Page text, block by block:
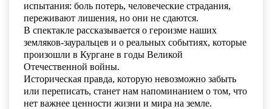
испытания: боль потерь, человеческие страдания,
переживают лишения, но они не сдаются.
В спектакле рассказывается о героизме наших
земляков-зауральцев и о реальных событиях, которые
произошли в Кургане в годы Великой
Отечественной войны.
Историческая правда, которую невозможно забыть
или переписать, станет нам напоминанием о том, что
нет важнее ценности жизни и мира на земле.